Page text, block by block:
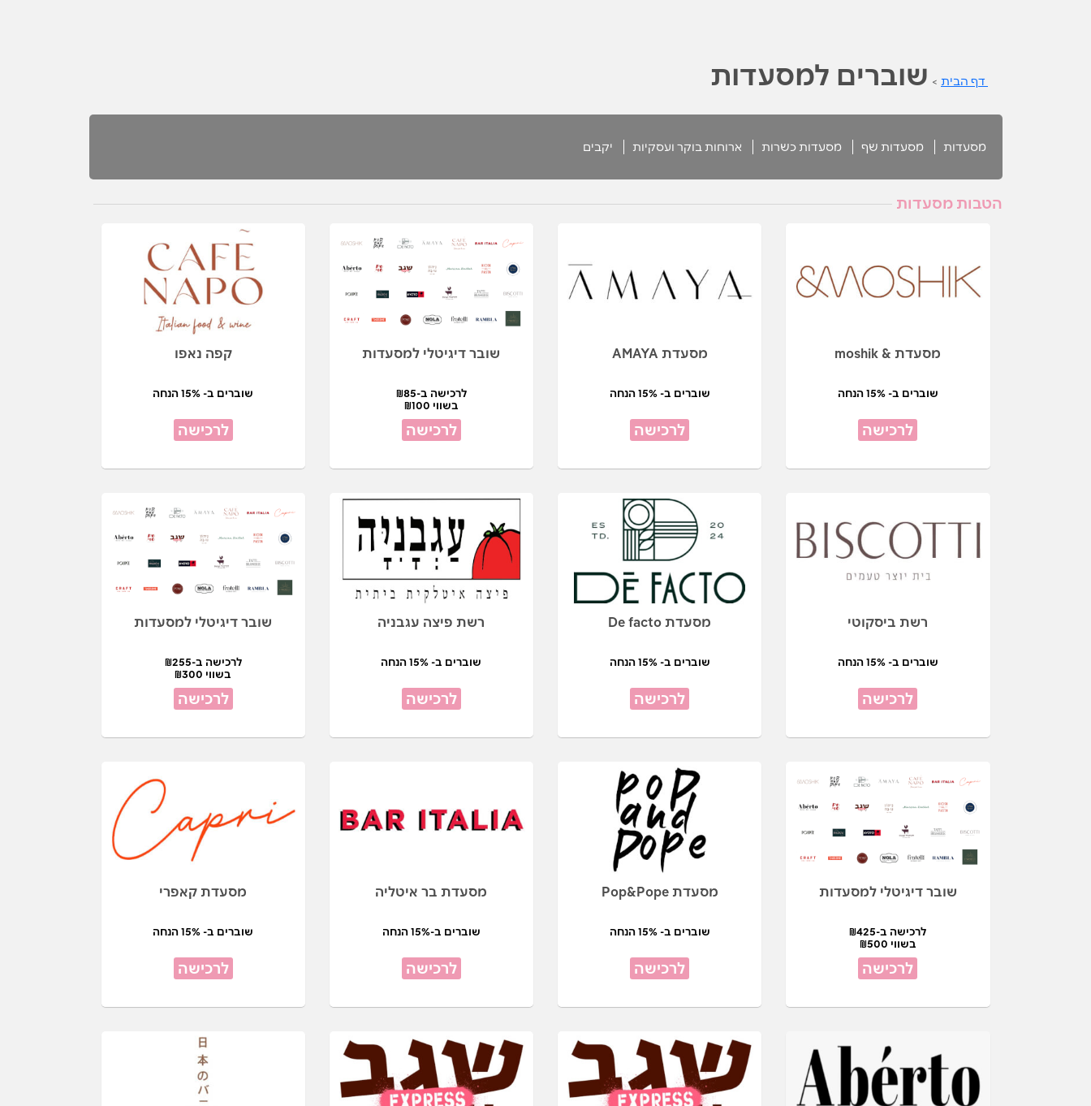
דף הבית > שוברים למסעדות
מסעדות מסעדות שף מסעדות כשרות ארוחות בוקר ועסקיות יקבים
הטבות מסעדות
מסעדת & moshik
שוברים ב- 15% הנחה
לרכישה
מסעדת AMAYA
שוברים ב- 15% הנחה
לרכישה
שובר דיגיטלי למסעדות
לרכישה ב-₪85
בשווי ₪100
לרכישה
קפה נאפו
שוברים ב- 15% הנחה
לרכישה
רשת ביסקוטי
שוברים ב- 15% הנחה
לרכישה
מסעדת De facto
שוברים ב- 15% הנחה
לרכישה
רשת פיצה עגבניה
שוברים ב- 15% הנחה
לרכישה
שובר דיגיטלי למסעדות
לרכישה ב-₪255
בשווי ₪300
לרכישה
שובר דיגיטלי למסעדות
לרכישה ב-₪425
בשווי ₪500
לרכישה
מסעדת Pop&Pope
שוברים ב- 15% הנחה
לרכישה
מסעדת בר איטליה
שוברים ב-15% הנחה
לרכישה
מסעדת קאפרי
שוברים ב- 15% הנחה
לרכישה